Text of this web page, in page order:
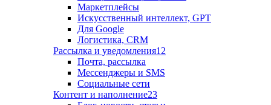
Маркетплейсы
Искусственный интеллект, GPT
Для Google
Логистика, CRM
Рассылка и уведомления12
Почта, рассылка
Мессенджеры и SMS
Социальные сети
Контент и наполнение23